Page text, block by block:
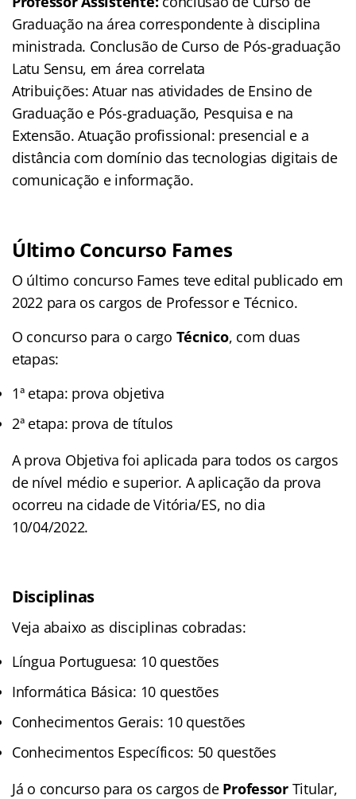
Graduação na área correspondente à disciplina
ministrada. Conclusão de Curso de Pós-graduação
Latu Sensu, em área correlata
Atribuições: Atuar nas atividades de Ensino de
Graduação e Pós-graduação, Pesquisa e na
Extensão. Atuação profissional: presencial e a
distância com domínio das tecnologias digitais de
comunicação e informação.
Último Concurso Fames
O último concurso Fames teve edital publicado em
2022 para os cargos de Professor e Técnico.
O concurso para o cargo Técnico, com duas
etapas:
1ª etapa: prova objetiva
2ª etapa: prova de títulos
A prova Objetiva foi aplicada para todos os cargos
de nível médio e superior. A aplicação da prova
ocorreu na cidade de Vitória/ES, no dia
10/04/2022.
Disciplinas
Veja abaixo as disciplinas cobradas:
Língua Portuguesa: 10 questões
Informática Básica: 10 questões
Conhecimentos Gerais: 10 questões
Conhecimentos Específicos: 50 questões
Já o concurso para os cargos deProfessorTitular,